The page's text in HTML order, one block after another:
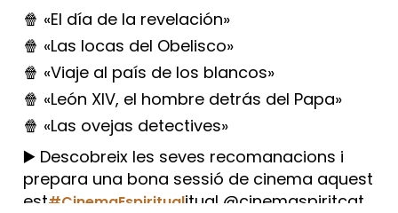
🍿 «El día de la revelación»
🍿 «Las locas del Obelisco»
🍿 «Viaje al país de los blancos»
🍿 «León XIV, el hombre detrás del Papa»
🍿 «Las ovejas detectives»
▶️ Descobreix les seves recomanacions i
prepara una bona sessió de cinema aquest
est#CinemaEspiritualitual @cinemaspiritcat